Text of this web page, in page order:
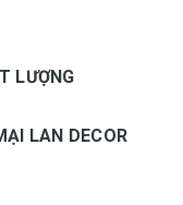
LƯỢNG
LAN DECOR